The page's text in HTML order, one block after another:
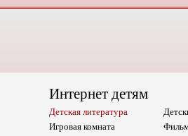
Интернет детям
Детская литература
Игровая комната